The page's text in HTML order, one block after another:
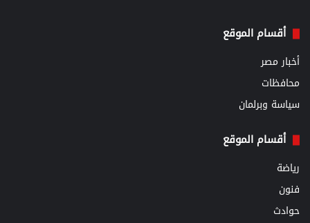
أقسام الموقع
أخبار مصر
محافظات
سياسة وبرلمان
أقسام الموقع
رياضة
فنون
حوادث